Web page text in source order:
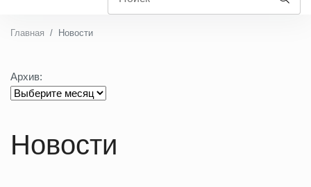
Главная Новости
Архив:
Новости